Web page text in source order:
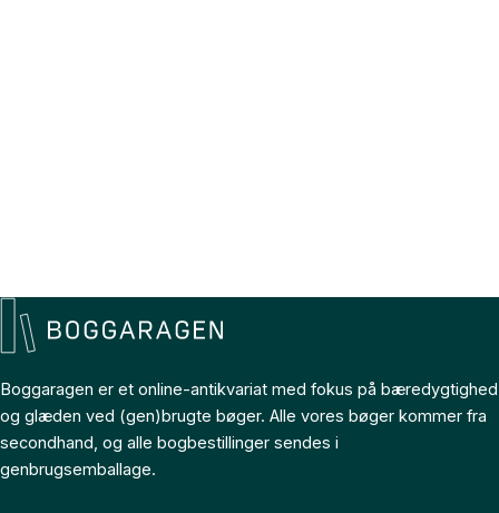
Boggaragen er et online-antikvariat med fokus på bæredygtighed
og glæden ved (gen)brugte bøger. Alle vores bøger kommer fra
secondhand, og alle bogbestillinger sendes i
genbrugsemballage.